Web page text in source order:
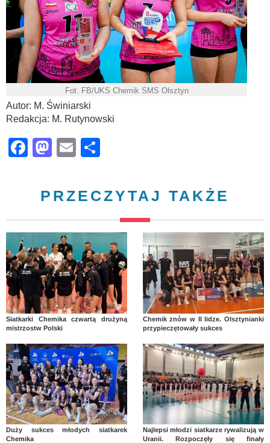
Fot. FB/UKS Chemik SMS Olsztyn
Autor: M. Świniarski
Redakcja: M. Rutynowski
Facebook
Mastodon
Email
PRZECZYTAJ TAKŻE
Siatkarki Chemika czwartą drużyną
mistrzostw Polski
Chemik znów w II lidze. Olsztynianki
przypieczętowały sukces
Duży sukces młodych siatkarek
Chemika
Najlepsi młodzi siatkarze rywalizują w
Uranii. Rozpoczęły się finały